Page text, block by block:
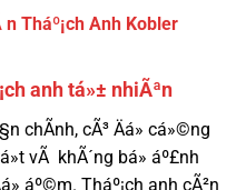
n Tháº¡ch Anh Kobler
anh tá»± nhiÃªn
chÃ­nh, cÃ³ Äá» cá»©ng
vÃ khÃ´ng bá» áº£nh
áº©m. Tháº¡ch anh cÃ²n